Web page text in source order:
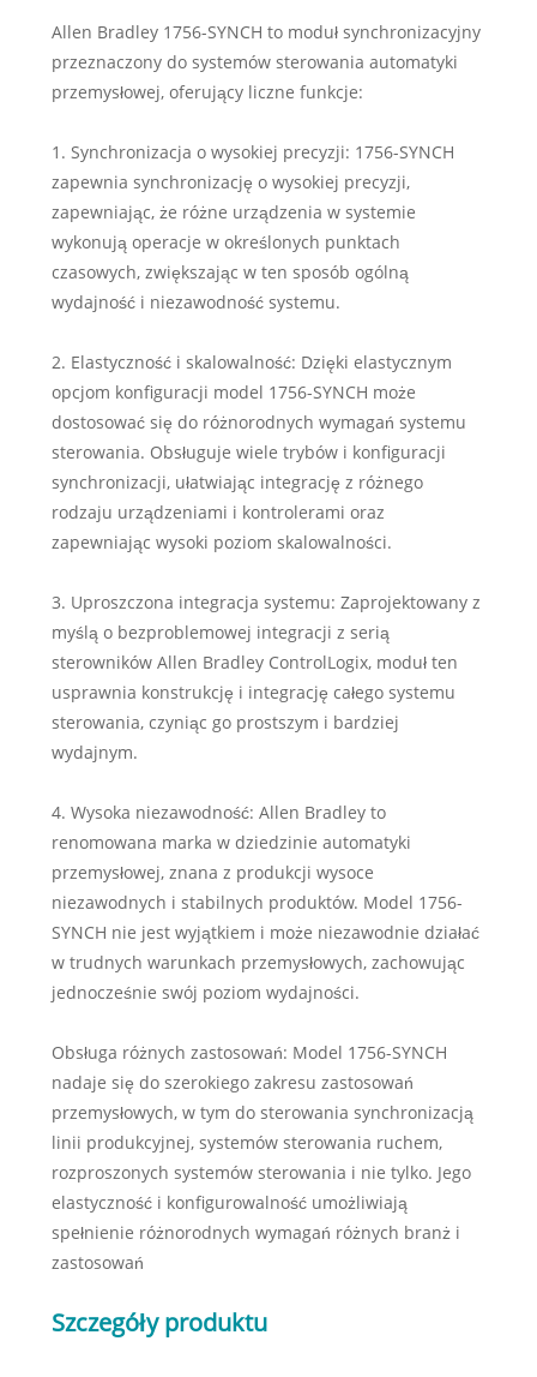
Allen Bradley 1756-SYNCH to moduł synchronizacyjny
przeznaczony do systemów sterowania automatyki
przemysłowej, oferujący liczne funkcje:
1. Synchronizacja o wysokiej precyzji: 1756-SYNCH
zapewnia synchronizację o wysokiej precyzji,
zapewniając, że różne urządzenia w systemie
wykonują operacje w określonych punktach
czasowych, zwiększając w ten sposób ogólną
wydajność i niezawodność systemu.
2. Elastyczność i skalowalność: Dzięki elastycznym
opcjom konfiguracji model 1756-SYNCH może
dostosować się do różnorodnych wymagań systemu
sterowania. Obsługuje wiele trybów i konfiguracji
synchronizacji, ułatwiając integrację z różnego
rodzaju urządzeniami i kontrolerami oraz
zapewniając wysoki poziom skalowalności.
3. Uproszczona integracja systemu: Zaprojektowany z
myślą o bezproblemowej integracji z serią
sterowników Allen Bradley ControlLogix, moduł ten
usprawnia konstrukcję i integrację całego systemu
sterowania, czyniąc go prostszym i bardziej
wydajnym.
4. Wysoka niezawodność: Allen Bradley to
renomowana marka w dziedzinie automatyki
przemysłowej, znana z produkcji wysoce
niezawodnych i stabilnych produktów. Model 1756-
SYNCH nie jest wyjątkiem i może niezawodnie działać
w trudnych warunkach przemysłowych, zachowując
jednocześnie swój poziom wydajności.
Obsługa różnych zastosowań: Model 1756-SYNCH
nadaje się do szerokiego zakresu zastosowań
przemysłowych, w tym do sterowania synchronizacją
linii produkcyjnej, systemów sterowania ruchem,
rozproszonych systemów sterowania i nie tylko. Jego
elastyczność i konfigurowalność umożliwiają
spełnienie różnorodnych wymagań różnych branż i
zastosowań
Szczegóły produktu